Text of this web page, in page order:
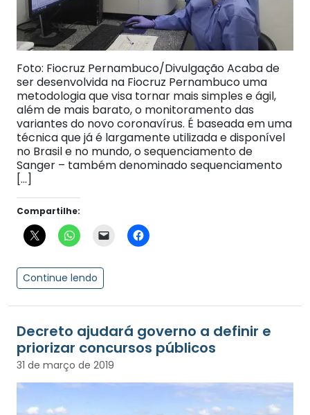
Foto: Fiocruz Pernambuco/Divulgação Acaba de
ser desenvolvida na Fiocruz Pernambuco uma
metodologia que visa tornar mais simples e ágil,
além de mais barato, o monitoramento das
variantes do novo coronavírus. É baseada em uma
técnica que já é largamente utilizada e disponível
no Brasil e no mundo, o sequenciamento de
Sanger – também denominado sequenciamento
[…]
Compartilhe:
Continue lendo
Decreto ajudará governo a definir e
priorizar concursos públicos
31 de março de 2019